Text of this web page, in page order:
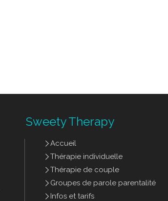
Sweety Therapy
Accueil
Thérapie individuelle
Thérapie de couple
Groupes de parole parentalité
Infos et tarifs